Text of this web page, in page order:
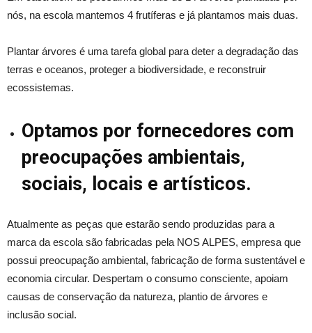
nós, na escola mantemos 4 frutíferas e já plantamos mais duas.
Plantar árvores é uma tarefa global para deter a degradação das
terras e oceanos, proteger a biodiversidade, e reconstruir
ecossistemas.
Optamos por fornecedores com
preocupações ambientais,
sociais, locais e artísticos.
Atualmente as peças que estarão sendo produzidas para a
marca da escola são fabricadas pela NOS ALPES, empresa que
possui preocupação ambiental, fabricação de forma sustentável e
economia circular. Despertam o consumo consciente, apoiam
causas de conservação da natureza, plantio de árvores e
inclusão social.